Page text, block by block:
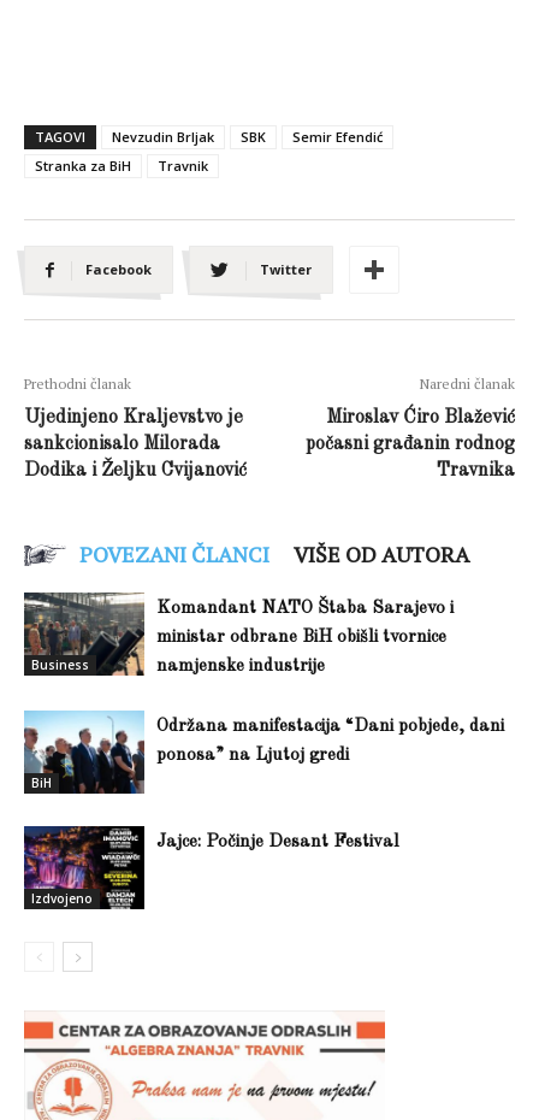
TAGOVI Nevzudin Brljak SBK
Semir Efendić
Stranka za BiH
Travnik
Facebook Twitter
Prethodni članak
Ujedinjeno Kraljevstvo je
sankcionisalo Milorada
Dodika i Željku Cvijanović
Naredni članak
Miroslav Ćiro Blažević
počasni građanin rodnog
Travnika
POVEZANI ČLANCI VIŠE OD AUTORA
Business
Komandant NATO Štaba Sarajevo i
ministar odbrane BiH obišli tvornice
namjenske industrije
BiH
Održana manifestacija “Dani pobjede, dani
ponosa” na Ljutoj gredi
Izdvojeno
Jajce: Počinje Desant Festival